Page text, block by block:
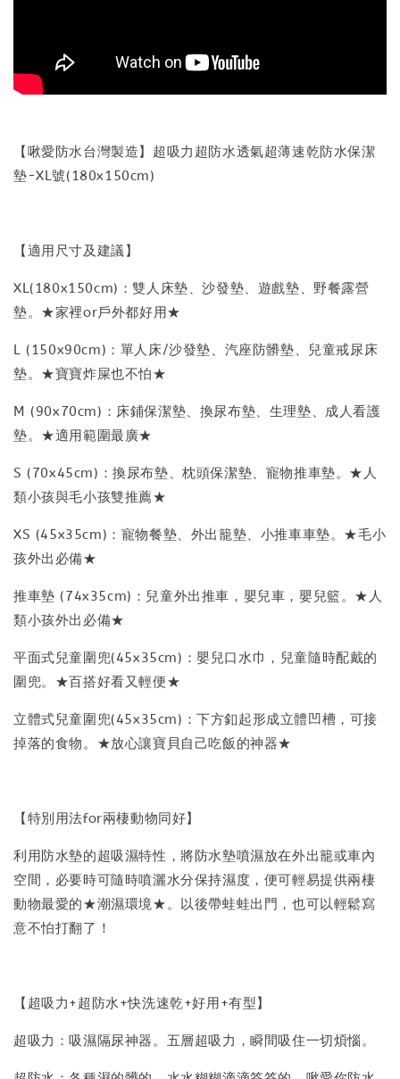
【啾愛防水台灣製造】超吸力超防水透氣超薄速乾防水保潔
墊-XL號(180x150cm)
【適用尺寸及建議】
XL(180x150cm)：雙人床墊、沙發墊、遊戲墊、野餐露營
墊。★家裡or戶外都好用★
L (150x90cm)：單人床/沙發墊、汽座防髒墊、兒童戒尿床
墊。★寶寶炸屎也不怕★
M (90x70cm)：床鋪保潔墊、換尿布墊、生理墊、成人看護
墊。★適用範圍最廣★
S (70x45cm)：換尿布墊、枕頭保潔墊、寵物推車墊。★人
類小孩與毛小孩雙推薦★
XS (45x35cm)：寵物餐墊、外出籠墊、小推車車墊。★毛小
孩外出必備★
推車墊 (74x35cm)：兒童外出推車，嬰兒車，嬰兒籃。★人
類小孩外出必備★
平面式兒童圍兜(45x35cm)：嬰兒口水巾，兒童隨時配戴的
圍兜。★百搭好看又輕便★
立體式兒童圍兜(45x35cm)：下方釦起形成立體凹槽，可接
掉落的食物。★放心讓寶貝自己吃飯的神器★
【特別用法for兩棲動物同好】
利用防水墊的超吸濕特性，將防水墊噴濕放在外出籠或車內
空間，必要時可隨時噴灑水分保持濕度，便可輕易提供兩棲
動物最愛的★潮濕環境★。以後帶蛙蛙出門，也可以輕鬆寫
意不怕打翻了！
【超吸力+超防水+快洗速乾+好用+有型】
超吸力：吸濕隔尿神器。五層超吸力，瞬間吸住一切煩惱。